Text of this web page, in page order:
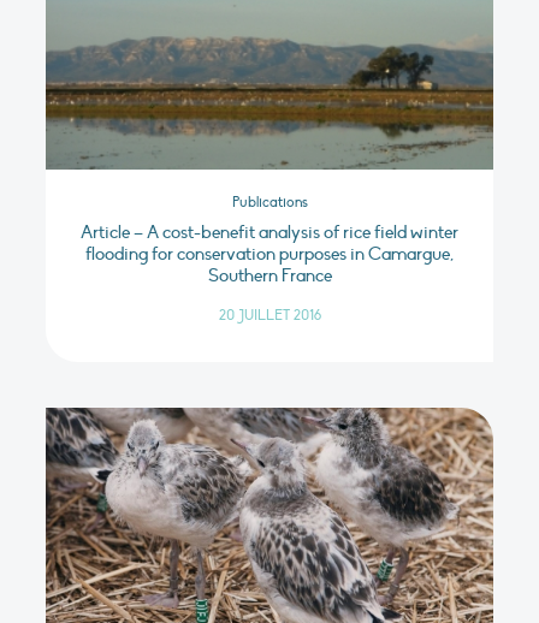
Publications
Article – A cost-benefit analysis of rice field winter
flooding for conservation purposes in Camargue,
Southern France
20 JUILLET 2016